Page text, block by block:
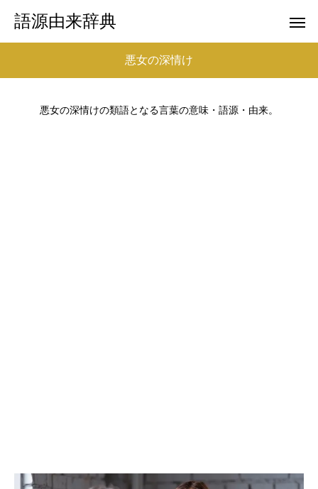
語源由来辞典
悪女の深情け
悪女の深情けの類語となる言葉の意味・語源・由来。